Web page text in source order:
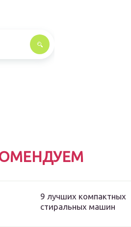
9 лучших компактных
стиральных машин